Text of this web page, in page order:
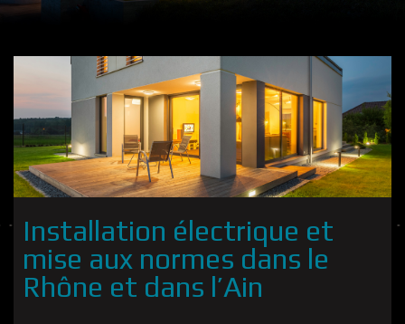
Installation électrique et
mise aux normes dans le
Rhône et dans l’Ain